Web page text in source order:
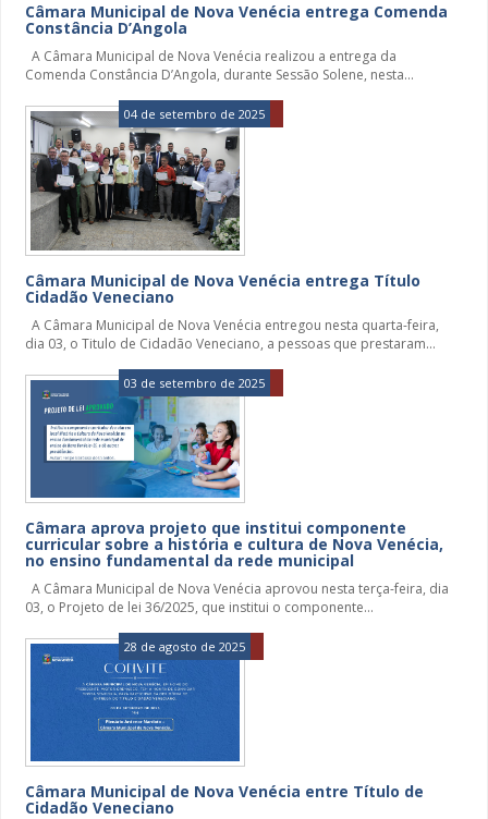
Câmara Municipal de Nova Venécia entrega Comenda
Constância D’Angola
A Câmara Municipal de Nova Venécia realizou a entrega da
Comenda Constância D’Angola, durante Sessão Solene, nesta...
04 de setembro de 2025
Câmara Municipal de Nova Venécia entrega Título
Cidadão Veneciano
A Câmara Municipal de Nova Venécia entregou nesta quarta-feira,
dia 03, o Titulo de Cidadão Veneciano, a pessoas que prestaram...
03 de setembro de 2025
Câmara aprova projeto que institui componente
curricular sobre a história e cultura de Nova Venécia,
no ensino fundamental da rede municipal
A Câmara Municipal de Nova Venécia aprovou nesta terça-feira, dia
03, o Projeto de lei 36/2025, que institui o componente...
28 de agosto de 2025
Câmara Municipal de Nova Venécia entre Título de
Cidadão Veneciano